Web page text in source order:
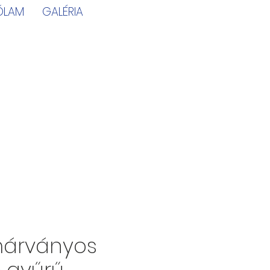
GALÉRIA